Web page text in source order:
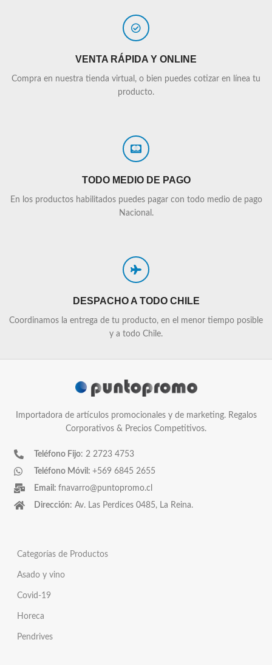
VENTA RÁPIDA Y ONLINE
Compra en nuestra tienda virtual, o bien puedes cotizar en línea tu
producto.
TODO MEDIO DE PAGO
En los productos habilitados puedes pagar con todo medio de pago
Nacional.
DESPACHO A TODO CHILE
Coordinamos la entrega de tu producto, en el menor tiempo posible
y a todo Chile.
Importadora de artículos promocionales y de marketing. Regalos
Corporativos & Precios Competitivos.
Teléfono Fijo: 2 2723 4753
Teléfono Móvil: +569 6845 2655
Email: fnavarro@puntopromo.cl
Dirección: Av. Las Perdices 0485, La Reina.
Categorías de Productos
Asado y vino
Covid-19
Horeca
Pendrives